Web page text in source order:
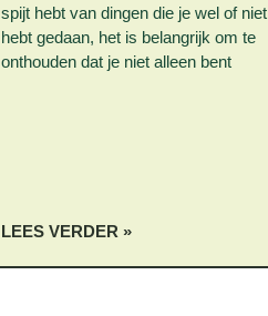
spijt hebt van dingen die je wel of niet
hebt gedaan, het is belangrijk om te
onthouden dat je niet alleen bent
LEES VERDER »